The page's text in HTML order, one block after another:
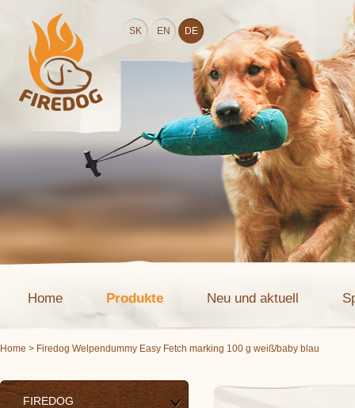
SK EN DE
Home Produkte Neu und aktuell
Home > Firedog Welpendummy Easy Fetch marking 100 g weiß/baby blau
FIREDOG